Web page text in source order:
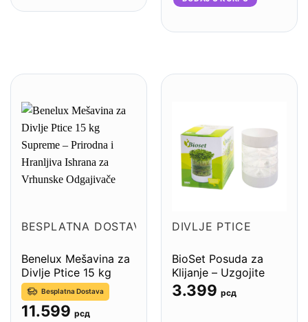
BESPLATNA DOSTAVA
Benelux Mešavina za
Divlje Ptice 15 kg
Supreme – Prirodna i
Hranljiva Ishrana za
Vrhunske Odgajivače
Besplatna Dostava
11.599 рсд
DIVLJE PTICE
BioSet Posuda za
Klijanje – Uzgojite
sveže klice brzo i
lako!
3.399 рсд